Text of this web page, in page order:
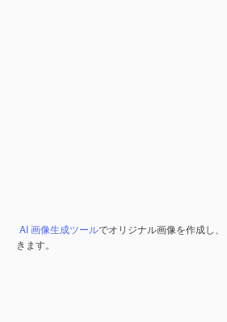
AI 画像生成ツールでオリジナル画像を作成し、
きます。